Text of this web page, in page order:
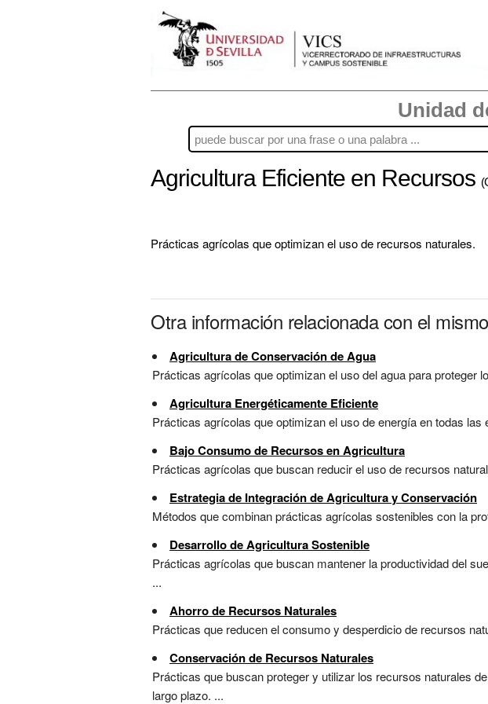
Unidad
Agricultura Eficiente en Recursos
Prácticas agrícolas que optimizan el uso de recursos naturales.
Otra información relacionada con el
Agricultura de Conservación de Agua
Prácticas agrícolas que optimizan el uso del agua para proteger
Agricultura Energéticamente Eficiente
Prácticas agrícolas que optimizan el uso de energía en todas las
Bajo Consumo de Recursos en Agricultura
Prácticas agrícolas que buscan reducir el uso de recursos
Estrategia de Integración de Agricultura y Conservación
Métodos que combinan prácticas agrícolas sostenibles con la
Desarrollo de Agricultura Sostenible
Prácticas agrícolas que buscan mantener la productividad del
...
Ahorro de Recursos Naturales
Prácticas que reducen el consumo y desperdicio de recursos
Conservación de Recursos Naturales
Prácticas que buscan proteger y utilizar los recursos naturales
largo plazo. ...